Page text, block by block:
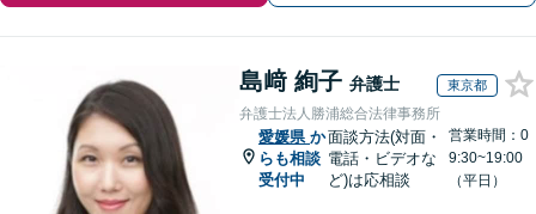
島﨑 絢子 弁護士 東京都
弁護士法人勝浦総合法律事務所
愛媛県 か
らも相談
受付中
面談方法(対面・
電話・ビデオな
ど)は応相談
営業時間：0
9:30~19:00
（平日）